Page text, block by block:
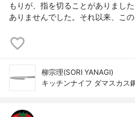
もりが、指を切ることがありまし
ありませんでした。それ以来、こ
柳宗理(SORI YANAGI)
キッチンナイフ ダマスカス